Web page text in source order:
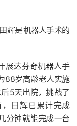
辉是机器人手术的
达芬奇机器人手
88岁高龄老人实施
5天出院，挑战了
田辉已累计完成
分钟就能完成一台